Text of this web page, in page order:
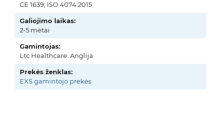
CE 1639; ISO 4074:2015
Galiojimo laikas:
2-5 metai
Gamintojas:
Ltc Healthcare. Anglija
Prekės ženklas:
EXS gamintojo prekės